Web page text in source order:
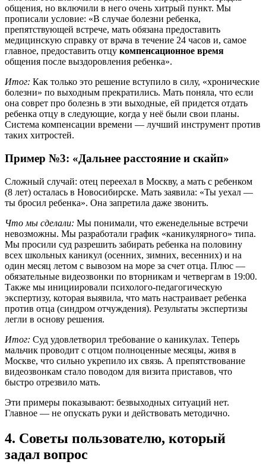
общения, но включили в него очень хитрый пункт. Мы
прописали условие: «В случае болезни ребенка,
препятствующей встрече, мать обязана предоставить
медицинскую справку от врача в течение 24 часов и, самое
главное, предоставить отцу компенсационное время
общения после выздоровления ребенка».
Итог: Как только это решение вступило в силу, «хронические
болезни» по выходным прекратились. Мать поняла, что если
она соврет про болезнь в эти выходные, ей придется отдать
ребенка отцу в следующие, когда у неё были свои планы.
Система компенсации времени — лучший инструмент против
таких хитростей.
Пример №3: «Дальнее расстояние и скайп»
Сложный случай: отец переехал в Москву, а мать с ребенком
(8 лет) осталась в Новосибирске. Мать заявила: «Ты уехал —
ты бросил ребенка». Она запретила даже звонить.
Что мы сделали: Мы понимали, что еженедельные встречи
невозможны. Мы разработали график «каникулярного» типа.
Мы просили суд разрешить забирать ребенка на половину
всех школьных каникул (осенних, зимних, весенних) и на
один месяц летом с вывозом на море за счет отца. Плюс —
обязательные видеозвонки по вторникам и четвергам в 19:00.
Также мы инициировали психолого-педагогическую
экспертизу, которая выявила, что мать настраивает ребенка
против отца (синдром отчуждения). Результаты экспертизы
легли в основу решения.
Итог: Суд удовлетворил требование о каникулах. Теперь
мальчик проводит с отцом полноценные месяцы, живя в
Москве, что сильно укрепило их связь. А препятствование
видеозвонкам стало поводом для визита приставов, что
быстро отрезвило мать.
Эти примеры показывают: безвыходных ситуаций нет.
Главное — не опускать руки и действовать методично.
4. Советы пользователю, который
задал вопрос